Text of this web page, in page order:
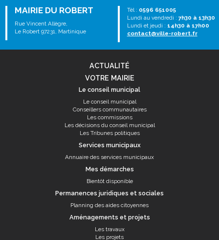
MAIRIE DU ROBERT
Rue Vincent Allègre,
Le Robert 97231, Martinique
Tél : 0596 651005
Lundi au vendredi : 7h30 à 13h30
Lundi et jeudi : 14h30 à 17h00
contact@ville-robert.fr
ACTUALITÉ
VOTRE MAIRIE
Le conseil municipal
Le conseil municipal
Conseillers communautaires
Les commissions
Les décisions du conseil municipal
Les Tribunes politiques
Services municipaux
Annuaire des services municipaux
Mes démarches
Bientôt disponible
Permanences juridiques et sociales
Planning des aides citoyennes
Aménagements et projets
Les travaux
Les projets